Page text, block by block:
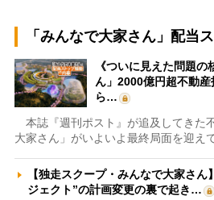
「みんなで大家さん」配当
《ついに見えた問題
ん」2000億円超不動産
ら…
本誌『週刊ポスト』が追及してきた
大家さん」がいよいよ最終局面を迎え
【独走スクープ・みんなで大家さん
ジェクト”の計画変更の裏で起き…